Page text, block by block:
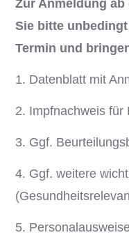
Zur Anmeldung ab
Sie bitte
Termin und
1. Datenblatt mit
2. Impfnachweis für
3. Ggf.
4. Ggf. weitere
5.